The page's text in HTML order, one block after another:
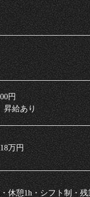
円
給あり
万円
休憩1h・シフト制・残